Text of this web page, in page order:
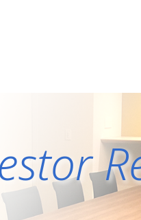
ックα＋用
ロダクトラベル）のペ
（567KB）
了に関するお知らせ